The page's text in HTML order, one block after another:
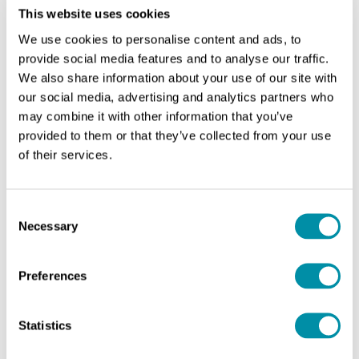
This website uses cookies
We use cookies to personalise content and ads, to
provide social media features and to analyse our traffic.
We also share information about your use of our site with
our social media, advertising and analytics partners who
may combine it with other information that you’ve
provided to them or that they’ve collected from your use
of their services.
Selection
Necessary
Preferences
Statistics
Francesco Monico
(Accademia Unidee) – Professore
di Archetipi dell’immaginario e di Filosofia della
tecnica in differenti atenei e accademie italiane. È
direttore dell’Accademia Unidee della Fondazione
Pistoletto di Biella.
La giornata, che prevede il convegno + Etica + Moda
al mattino e l’evento Circular Threads al pomeriggio,
sarà una preziosa occasione di condivisione e di
riguardano il settore del tessile e della moda
È possibile partecipare all’evento sia di persona,
registrandosi via
Per garantire il rispetto delle
normative vigenti, i posti in presenza saranno limitati.